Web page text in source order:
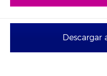
Descargar